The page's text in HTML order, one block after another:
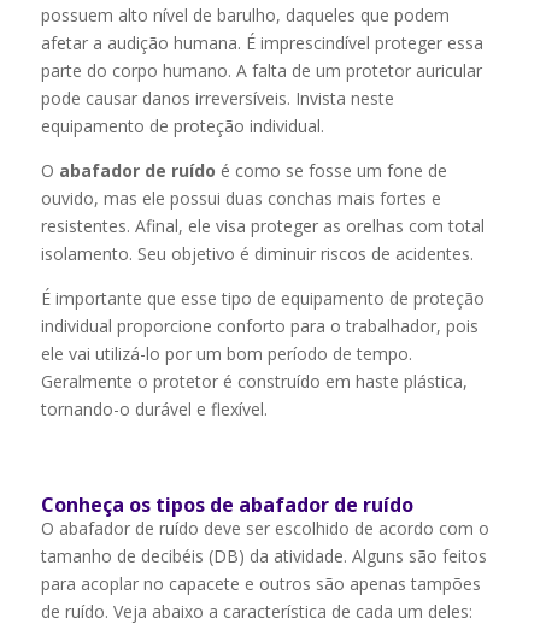
possuem alto nível de barulho, daqueles que podem
afetar a audição humana. É imprescindível proteger essa
parte do corpo humano. A falta de um protetor auricular
pode causar danos irreversíveis. Invista neste
equipamento de proteção individual.
O abafador de ruído é como se fosse um fone de
ouvido, mas ele possui duas conchas mais fortes e
resistentes. Afinal, ele visa proteger as orelhas com total
isolamento. Seu objetivo é diminuir riscos de acidentes.
É importante que esse tipo de equipamento de proteção
individual proporcione conforto para o trabalhador, pois
ele vai utilizá-lo por um bom período de tempo.
Geralmente o protetor é construído em haste plástica,
tornando-o durável e flexível.
Conheça os tipos de abafador de ruído
O abafador de ruído deve ser escolhido de acordo com o
tamanho de decibéis (DB) da atividade. Alguns são feitos
para acoplar no capacete e outros são apenas tampões
de ruído. Veja abaixo a característica de cada um deles: